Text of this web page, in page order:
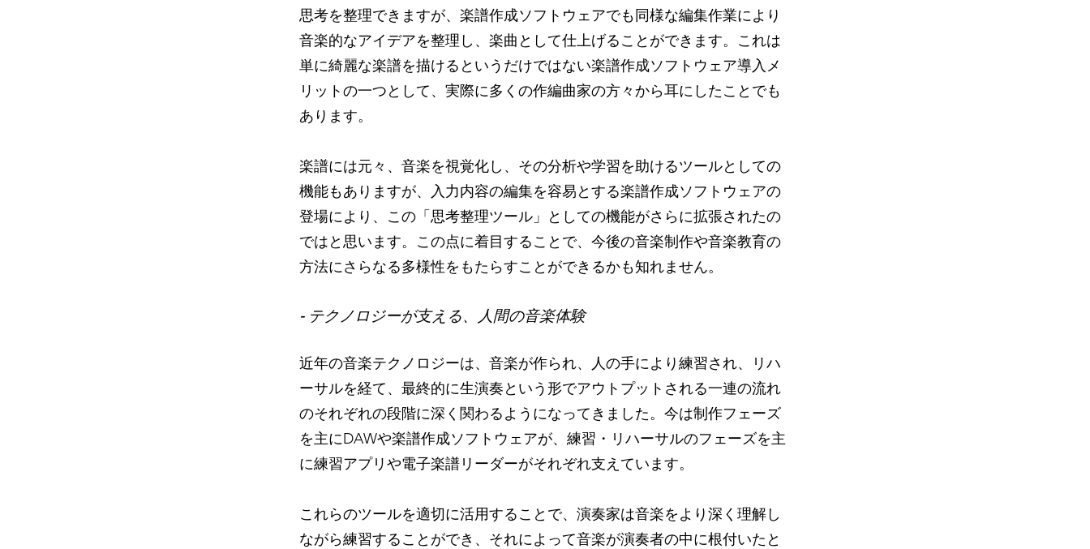
思考を整理できますが、楽譜作成ソフトウェアでも同様な編集作業により
音楽的なアイデアを整理し、楽曲として仕上げることができます。これは
単に綺麗な楽譜を描けるというだけではない楽譜作成ソフトウェア導入メ
リットの一つとして、実際に多くの作編曲家の方々から耳にしたことでも
あります。
楽譜には元々、音楽を視覚化し、その分析や学習を助けるツールとしての
機能もありますが、入力内容の編集を容易とする楽譜作成ソフトウェアの
登場により、この「思考整理ツール」としての機能がさらに拡張されたの
ではと思います。この点に着目することで、今後の音楽制作や音楽教育の
方法にさらなる多様性をもたらすことができるかも知れません。
- テクノロジーが支える、人間の音楽体験
近年の音楽テクノロジーは、音楽が作られ、人の手により練習され、リハ
ーサルを経て、最終的に生演奏という形でアウトプットされる一連の流れ
のそれぞれの段階に深く関わるようになってきました。今は制作フェーズ
を主にDAWや楽譜作成ソフトウェアが、練習・リハーサルのフェーズを主
に練習アプリや電子楽譜リーダーがそれぞれ支えています。
これらのツールを適切に活用することで、演奏家は音楽をより深く理解し
ながら練習することができ、それによって音楽が演奏者の中に根付いたと